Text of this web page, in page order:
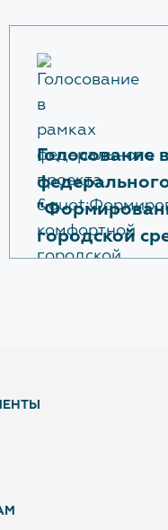
Голосование
городской